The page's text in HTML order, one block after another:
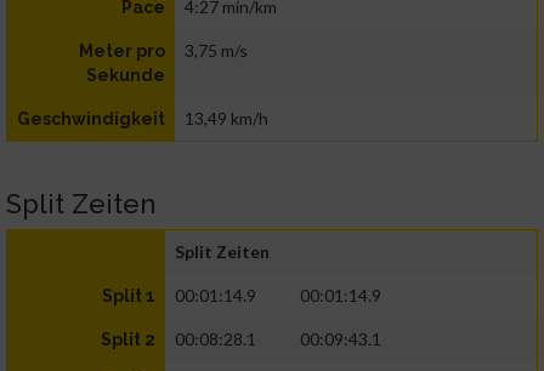
Pace 4:27 min/km
Meter pro
Sekunde
3,75 m/s
Geschwindigkeit 13,49 km/h
Split Zeiten
Split Zeiten
Split 1 00:01:14.9 00:01:14.9
Split 2 00:08:28.1 00:09:43.1